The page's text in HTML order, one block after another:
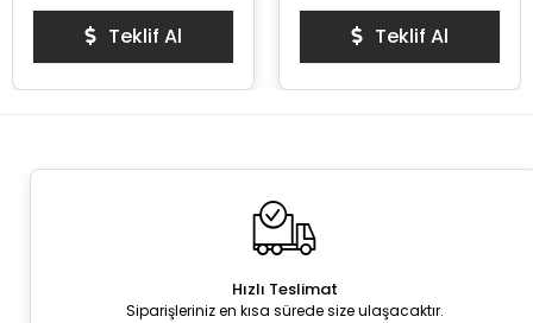
Teklif Al Teklif Al
Hızlı Teslimat
Siparişleriniz en kısa sürede size ulaşacaktır.